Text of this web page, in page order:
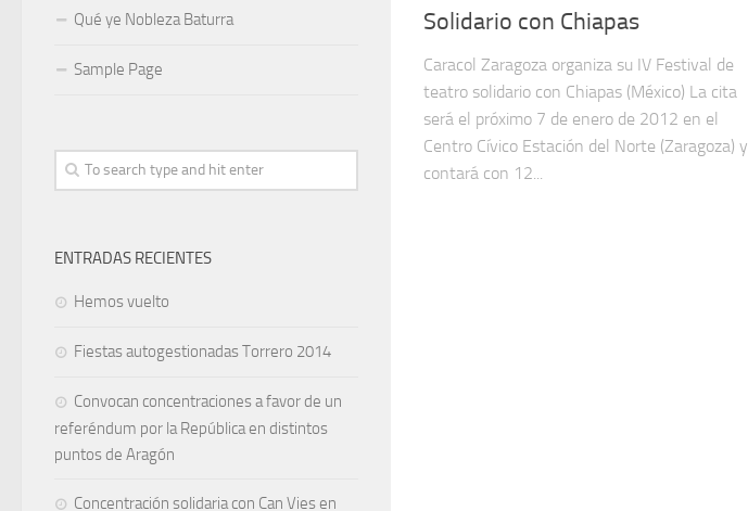
Solidario con Chiapas
Caracol Zaragoza organiza su IV Festival de
teatro solidario con Chiapas (México) La cita
será el próximo 7 de enero de 2012 en el
Centro Cívico Estación del Norte (Zaragoza) y
contará con 12...
Qué ye Nobleza Baturra
Sample Page
ENTRADAS RECIENTES
Hemos vuelto
Fiestas autogestionadas Torrero 2014
Convocan concentraciones a favor de un
referéndum por la República en distintos
puntos de Aragón
Concentración solidaria con Can Vies en